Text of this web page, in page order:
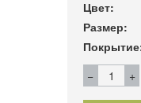
Цвет:
Размер: